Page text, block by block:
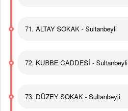
71. ALTAY SOKAK - Sultanbeyli
72. KUBBE CADDESİ - Sultanbeyli
73. DÜZEY SOKAK - Sultanbeyli